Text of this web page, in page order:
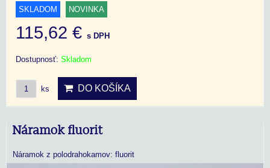
SKLADOM NOVINKA
115,62 € s DPH
Dostupnosť: Skladom
ks DO KOŠÍKA
Náramok fluorit
Náramok z polodrahokamov: fluorit